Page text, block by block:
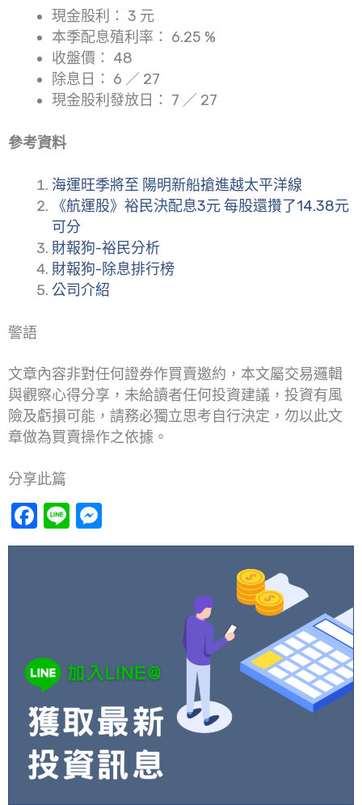
現金股利： 3 元
本季配息殖利率： 6.25 %
收盤價： 48
除息日： 6 ／ 27
現金股利發放日： 7 ／ 27
參考資料
海運旺季將至 陽明新船搶進越太平洋線
《航運股》裕民決配息3元 每股還攢了14.38元
可分
財報狗-裕民分析
財報狗-除息排行榜
公司介紹
警語
文章內容非對任何證券作買賣邀約，本文屬交易邏輯
與觀察心得分享，未給讀者任何投資建議，投資有風
險及虧損可能，請務必獨立思考自行決定，勿以此文
章做為買賣操作之依據。
分享此篇
Facebook
Line